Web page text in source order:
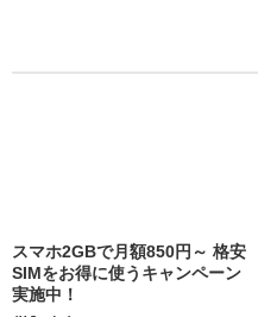
スマホ2GBで月額850円～ 格安
SIMをお得に使うキャンペーン
実施中！